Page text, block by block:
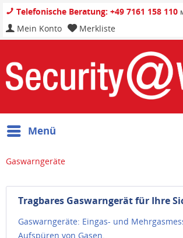
Telefonische Beratung: +49 7161 158 110
Mein Konto Merkliste
Menü
Gaswarngeräte
Tragbares Gaswarngerät für Ihre
Gaswarngeräte: Eingas- und
Aufspüren von Gasen.